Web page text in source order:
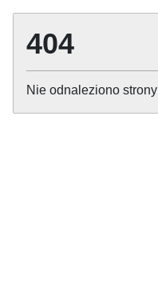
404
Nie odnaleziono strony